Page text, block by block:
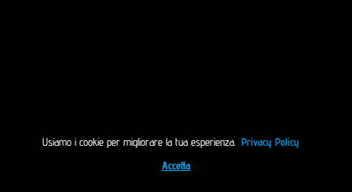
Usiamo i cookie per migliorare la tua esperienza. Privacy Policy
Accetta